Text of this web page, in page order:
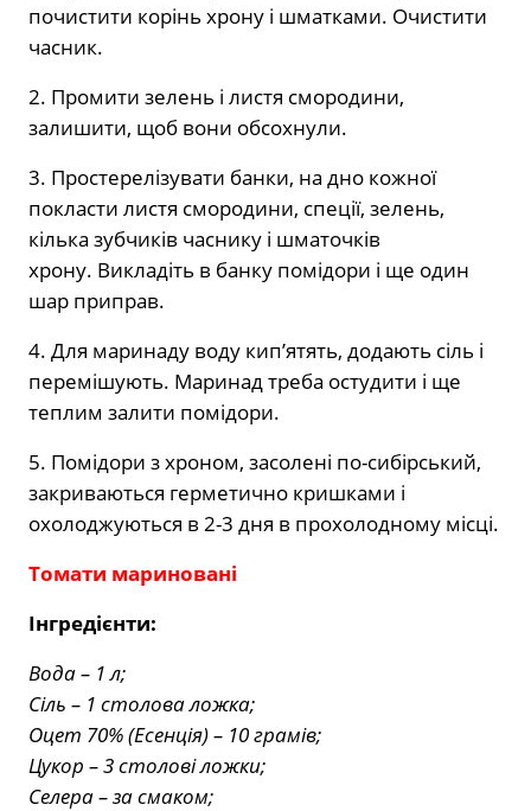
почистити корінь хрону і шматками. Очистити
часник.
2. Промити зелень і листя смородини,
залишити, щоб вони обсохнули.
3. Простерелізувати банки, на дно кожної
покласти листя смородини, спеції, зелень,
кілька зубчиків часнику і шматочків
хрону. Викладіть в банку помідори і ще один
шар приправ.
4. Для маринаду воду кип’ятять, додають сіль і
перемішують. Маринад треба остудити і ще
теплим залити помідори.
5. Помідори з хроном, засолені по-сибірський,
закриваються герметично кришками і
охолоджуються в 2-3 дня в прохолодному місці.
Томати мариновані
Інгредієнти:
Вода – 1 л;
Сіль – 1 столова ложка;
Оцет 70% (Есенція) – 10 грамів;
Цукор – 3 столові ложки;
Селера – за смаком;